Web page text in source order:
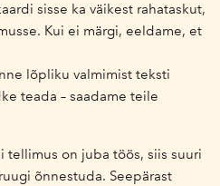
sisse ka väikest rahataskut,
Kui ei märgi, eeldame, et
lõpliku valmimist teksti
teada – saadame teile
tellimus on juba töös, siis suuri
õnnestuda. Seepärast